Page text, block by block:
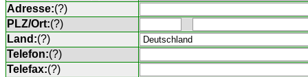
Adresse:(?)
PLZ/Ort:(?)
Land:(?)
Telefon:(?)
Telefax:(?)